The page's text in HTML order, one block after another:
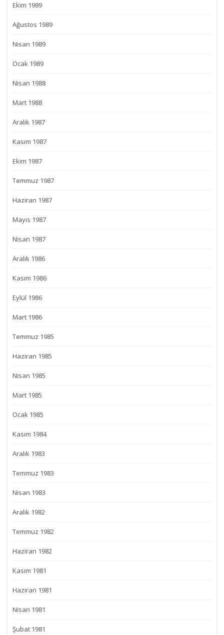
Ekim 1989
Ağustos 1989
Nisan 1989
Ocak 1989
Nisan 1988
Mart 1988
Aralık 1987
Kasım 1987
Ekim 1987
Temmuz 1987
Haziran 1987
Mayıs 1987
Nisan 1987
Aralık 1986
Kasım 1986
Eylül 1986
Mart 1986
Temmuz 1985
Haziran 1985
Nisan 1985
Mart 1985
Ocak 1985
Kasım 1984
Aralık 1983
Temmuz 1983
Nisan 1983
Aralık 1982
Temmuz 1982
Haziran 1982
Kasım 1981
Haziran 1981
Nisan 1981
Şubat 1981